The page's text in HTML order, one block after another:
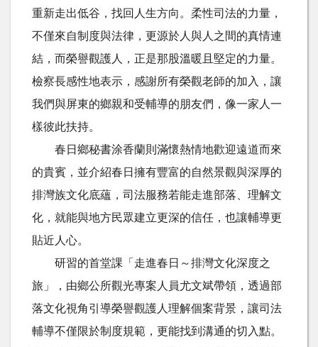
重新走出低谷，找回人生方向。柔性司法的力量，
不僅來自制度與法律，更源於人與人之間的真情連
結，而榮譽觀護人，正是那股溫暖且堅定的力量。
檢察長感性地表示，感謝所有榮觀老師的加入，讓
我們與屏東的鄉親和受輔導的朋友們，像一家人一
樣彼此扶持。
春日鄉秘書涂香蘭則滿懷熱情地歡迎遠道而來
的貴賓，並介紹春日擁有豐富的自然景觀與深厚的
排灣族文化底蘊，司法服務若能走進部落、理解文
化，就能與地方民眾建立更深的信任，也讓輔導更
貼近人心。
研習的首堂課「走進春日～排灣文化深度之
旅」，由鄉公所觀光專案人員尤文斌帶領，透過部
落文化視角引導榮譽觀護人理解個案背景，讓司法
輔導不僅限於制度規範，更能找到溝通的切入點。